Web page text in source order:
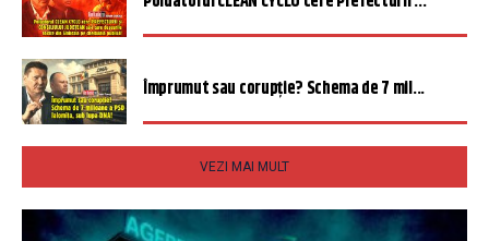
Împrumut sau corupție? Schema de 7 mil...
VEZI MAI MULT